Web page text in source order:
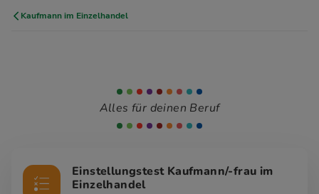
Kaufmann im Einzelhandel
Alles für deinen Beruf
Einstellungstest Kaufmann/-frau im
Einzelhandel